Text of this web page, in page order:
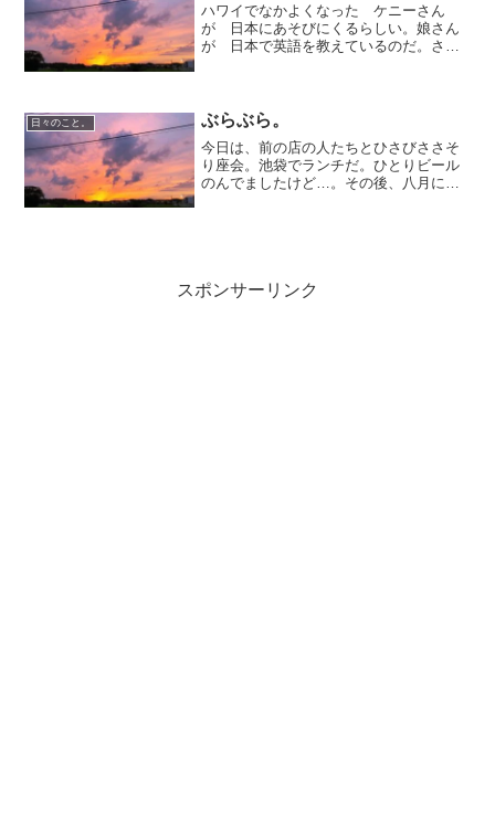
ハワイでなかよくなった ケニーさん
が 日本にあそびにくるらしい。娘さん
が 日本で英語を教えているのだ。さい
してみた。おたがい 英語...
日々のこと。 ぶらぶら。
今日は、前の店の人たちとひさびささそ
り座会。池袋でランチだ。ひとりビール
のんでましたけど…。その後、八月に伊
スポンサーリンク